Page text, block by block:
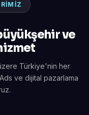
ve
Türkiye'nin her
ve dijital pazarlama